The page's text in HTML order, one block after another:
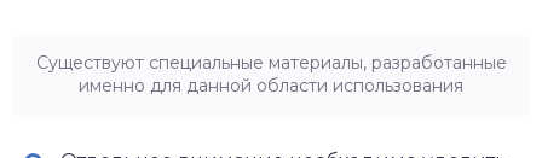
Существуют специальные материалы, разработанные
именно для данной области использования